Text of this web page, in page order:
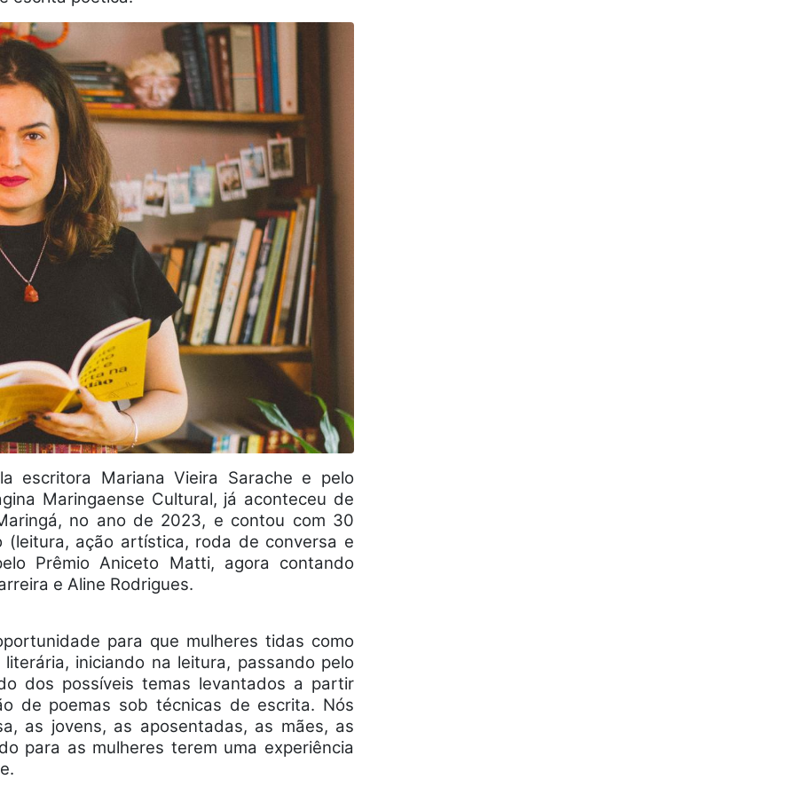
escritora Mariana Vieira Sarache e pelo
Maringaense Cultural, já aconteceu de
no ano de 2023, e contou com 30
(leitura, ação artística, roda de conversa e
Prêmio Aniceto Matti, agora contando
e Aline Rodrigues.
para que mulheres tidas como
iniciando na leitura, passando pelo
dos possíveis temas levantados a partir
de poemas sob técnicas de escrita. Nós
as jovens, as aposentadas, as mães, as
para as mulheres terem uma experiência